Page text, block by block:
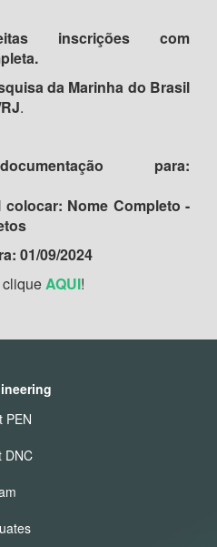
inscrições com
da Marinha do Brasil
.
para:
Nome Completo -
01/09/2024
AQUI!
PEN
DNC